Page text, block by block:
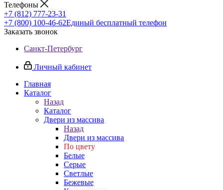
Телефоны
+7 (812) 777-23-31
+7 (800) 100-46-62Единый бесплатный телефон
Заказать звонок
Санкт-Петербург
Личный кабинет
Главная
Каталог
Назад
Каталог
Двери из массива
Назад
Двери из массива
По цвету
Белые
Серые
Светлые
Бежевые